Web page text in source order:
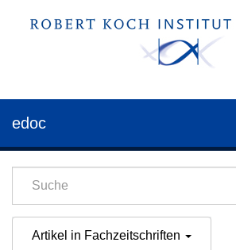
edoc
Artikel in Fachzeitschriften